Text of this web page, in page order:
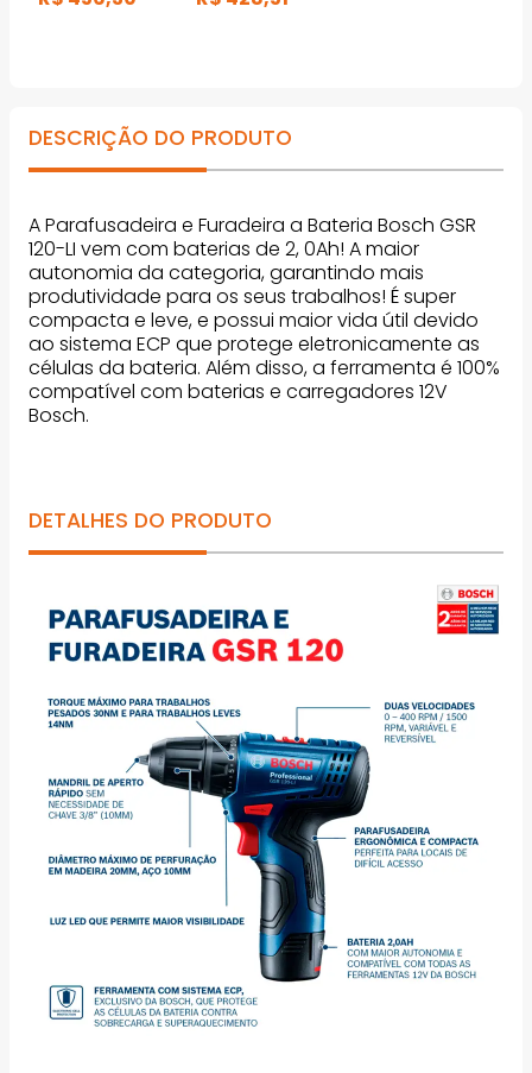
DESCRIÇÃO DO PRODUTO
A Parafusadeira e Furadeira a Bateria Bosch GSR
120-LI vem com baterias de 2, 0Ah! A maior
autonomia da categoria, garantindo mais
produtividade para os seus trabalhos! É super
compacta e leve, e possui maior vida útil devido
ao sistema ECP que protege eletronicamente as
células da bateria. Além disso, a ferramenta é 100%
compatível com baterias e carregadores 12V
Bosch.
DETALHES DO PRODUTO